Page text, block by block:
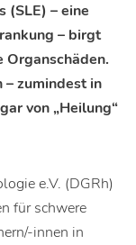
(SLE) – eine
– birgt
Organschäden.
– zumindest in
von „Heilung“
e.V. (DGRh)
für schwere
innen in